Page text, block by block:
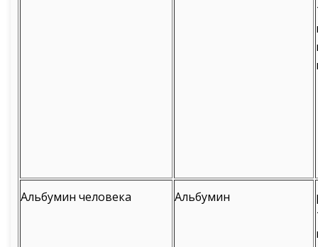
Альбумин человека Альбумин